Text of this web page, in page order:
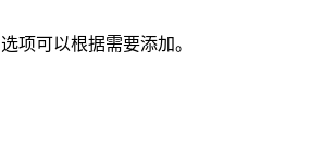
选项可以根据需要添加。